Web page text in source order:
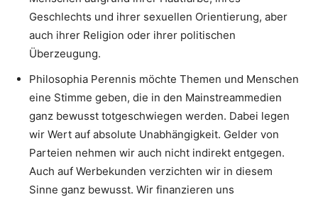
Geschlechts und ihrer sexuellen Orientierung, aber
auch ihrer Religion oder ihrer politischen
Überzeugung.
Philosophia Perennis möchte Themen und Menschen
eine Stimme geben, die in den Mainstreammedien
ganz bewusst totgeschwiegen werden. Dabei legen
wir Wert auf absolute Unabhängigkeit. Gelder von
Parteien nehmen wir auch nicht indirekt entgegen.
Auch auf Werbekunden verzichten wir in diesem
Sinne ganz bewusst. Wir finanzieren uns